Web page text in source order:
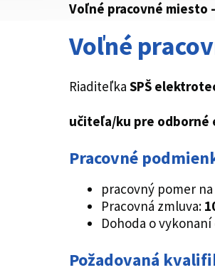
Voľné pracovné miesto
Voľné
Riaditeľka SPŠ
učiteľa/ku pre
Pracovné
pracovný pomer
Pracovná zmluva:
Dohoda o
Požadovaná